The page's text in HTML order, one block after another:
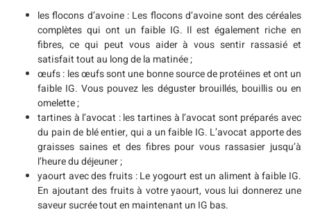
les flocons d’avoine : Les flocons d’avoine sont des céréales
complètes qui ont un faible IG. Il est également riche en
fibres, ce qui peut vous aider à vous sentir rassasié et
satisfait tout au long de la matinée ;
œufs : les œufs sont une bonne source de protéines et ont un
faible IG. Vous pouvez les déguster brouillés, bouillis ou en
omelette ;
tartines à l’avocat : les tartines à l’avocat sont préparés avec
du pain de blé entier, qui a un faible IG. L’avocat apporte des
graisses saines et des fibres pour vous rassasier jusqu’à
l’heure du déjeuner ;
yaourt avec des fruits : Le yogourt est un aliment à faible IG.
En ajoutant des fruits à votre yaourt, vous lui donnerez une
saveur sucrée tout en maintenant un IG bas.